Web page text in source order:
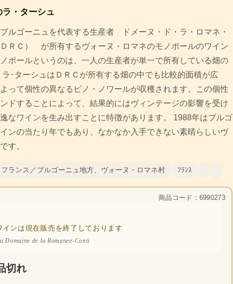
ラ・ターシュ
ルゴーニュを代表する生産者 ドメーヌ・ド・ラ・ロマネ・
ＲＣ） が所有するヴォーヌ・ロマネのモノポールのワイン
ポールというのは、一人の生産者が単一で所有している畑の
ラ･ターシュはＤＲＣが所有する畑の中でも比較的面積が広
って個性の異なるピノ・ノワールが収穫されます。この個性
ドすることによって、結果的にはヴィンテージの影響を受け
なワインを生み出すことに特徴があります。 1988年はブルゴ
ンの当たり年でもあり、なかなか入手できない素晴らしいヴ
す。
フランス／ブルゴーニュ地方、ヴォーヌ・ロマネ村 ﾌﾗﾝｽ
商品コード：6990273
インは現在販売を終了しております
Domaine de la Romanee-Conti
切れ